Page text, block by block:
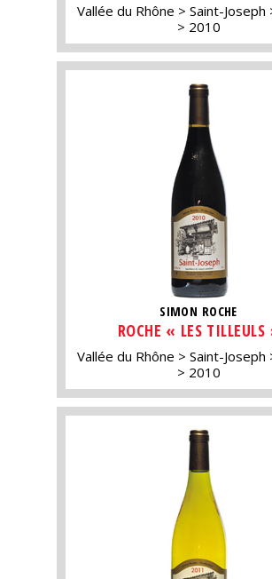
Vallée du Rhône Saint-Joseph
2010
SIMON ROCHE
ROCHE « LES TILLEULS
Vallée du Rhône Saint-Joseph
2010